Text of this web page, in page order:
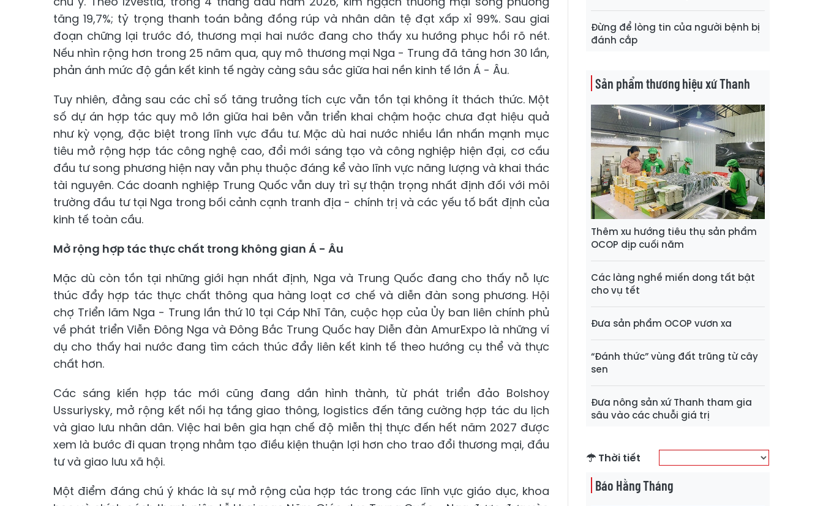
tăng 19,7%; tỷ trọng thanh toán bằng đồng rúp và nhân dân tệ đạt xấp xỉ 99%. Sau giai
đoạn chững lại trước đó, thương mại hai nước đang cho thấy xu hướng phục hồi rõ nét.
Nếu nhìn rộng hơn trong 25 năm qua, quy mô thương mại Nga - Trung đã tăng hơn 30 lần,
phản ánh mức độ gắn kết kinh tế ngày càng sâu sắc giữa hai nền kinh tế lớn Á - Âu.
Tuy nhiên, đằng sau các chỉ số tăng trưởng tích cực vẫn tồn tại không ít thách thức. Một
số dự án hợp tác quy mô lớn giữa hai bên vẫn triển khai chậm hoặc chưa đạt hiệu quả
như kỳ vọng, đặc biệt trong lĩnh vực đầu tư. Mặc dù hai nước nhiều lần nhấn mạnh mục
tiêu mở rộng hợp tác công nghệ cao, đổi mới sáng tạo và công nghiệp hiện đại, cơ cấu
đầu tư song phương hiện nay vẫn phụ thuộc đáng kể vào lĩnh vực năng lượng và khai thác
tài nguyên. Các doanh nghiệp Trung Quốc vẫn duy trì sự thận trọng nhất định đối với môi
trường đầu tư tại Nga trong bối cảnh cạnh tranh địa - chính trị và các yếu tố bất định của
kinh tế toàn cầu.
Mở rộng hợp tác thực chất trong không gian Á - Âu
Mặc dù còn tồn tại những giới hạn nhất định, Nga và Trung Quốc đang cho thấy nỗ lực
thúc đẩy hợp tác thực chất thông qua hàng loạt cơ chế và diễn đàn song phương. Hội
chợ Triển lãm Nga - Trung lần thứ 10 tại Cáp Nhĩ Tân, cuộc họp của Ủy ban liên chính phủ
về phát triển Viễn Đông Nga và Đông Bắc Trung Quốc hay Diễn đàn AmurExpo là những ví
dụ cho thấy hai nước đang tìm cách thúc đẩy liên kết kinh tế theo hướng cụ thể và thực
chất hơn.
Các sáng kiến hợp tác mới cũng đang dần hình thành, từ phát triển đảo Bolshoy
Ussuriysky, mở rộng kết nối hạ tầng giao thông, logistics đến tăng cường hợp tác du lịch
và giao lưu nhân dân. Việc hai bên gia hạn chế độ miễn thị thực đến hết năm 2027 được
xem là bước đi quan trọng nhằm tạo điều kiện thuận lợi hơn cho trao đổi thương mại, đầu
tư và giao lưu xã hội.
Một điểm đáng chú ý khác là sự mở rộng của hợp tác trong các lĩnh vực giáo dục, khoa
Đừng để lòng tin của người bệnh bị
đánh cắp
Sản phẩm thương hiệu xứ Thanh
Thêm xu hướng tiêu thụ sản phẩm
OCOP dịp cuối năm
Các làng nghề miến dong tất bật
cho vụ tết
Đưa sản phẩm OCOP vươn xa
“Đánh thức” vùng đất trũng từ cây
sen
Đưa nông sản xứ Thanh tham gia
sâu vào các chuỗi giá trị
Thời tiết
Báo Hằng Tháng